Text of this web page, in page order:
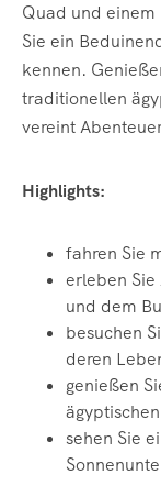
Quad und einem
Sie ein
kennen.
traditionellen
vereint
Highlights:
fahren Sie
erleben Sie
und dem
besuchen
deren
genießen
sehen Sie